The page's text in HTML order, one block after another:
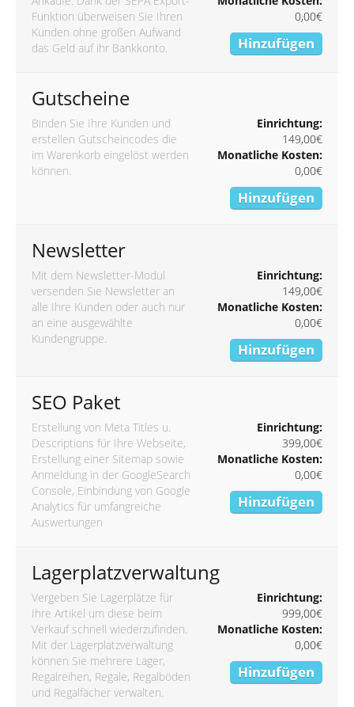
Funktion überweisen Sie Ihren
Kunden ohne großen Aufwand
das Geld auf ihr Bankkonto.
0,00€
Hinzufügen
Gutscheine
Binden Sie Ihre Kunden und
erstellen Gutscheincodes die
im Warenkorb eingelöst werden
können.
Einrichtung:
149,00€
Monatliche Kosten:
0,00€
Hinzufügen
Newsletter
Mit dem Newsletter-Modul
versenden Sie Newsletter an
alle Ihre Kunden oder auch nur
an eine ausgewählte
Kundengruppe.
Einrichtung:
149,00€
Monatliche Kosten:
0,00€
Hinzufügen
SEO Paket
Erstellung von Meta Titles u.
Descriptions für Ihre Webseite,
Erstellung einer Sitemap sowie
Anmeldung in der GoogleSearch
Console, Einbindung von Google
Analytics für umfangreiche
Auswertungen
Einrichtung:
399,00€
Monatliche Kosten:
0,00€
Hinzufügen
Lagerplatzverwaltung
Vergeben Sie Lagerplätze für
Ihre Artikel um diese beim
Verkauf schnell wiederzufinden.
Mit der Lagerplatzverwaltung
können Sie mehrere Lager,
Regalreihen, Regale, Regalböden
und Regalfächer verwalten.
Einrichtung:
999,00€
Monatliche Kosten:
0,00€
Hinzufügen